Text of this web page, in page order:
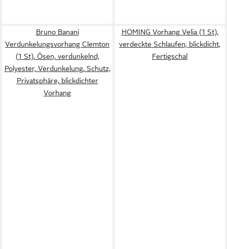
Bruno Banani
Verdunkelungsvorhang Clemton
(1 St), Ösen, verdunkelnd,
Polyester, Verdunkelung, Schutz,
Privatsphäre, blickdichter
Vorhang
HOMING Vorhang Velia (1 St),
verdeckte Schlaufen, blickdicht,
Fertigschal